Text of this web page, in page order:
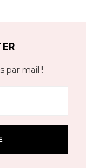
par mail !